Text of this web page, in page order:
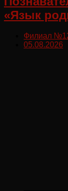
«Язык
Филиал
05.08.2026